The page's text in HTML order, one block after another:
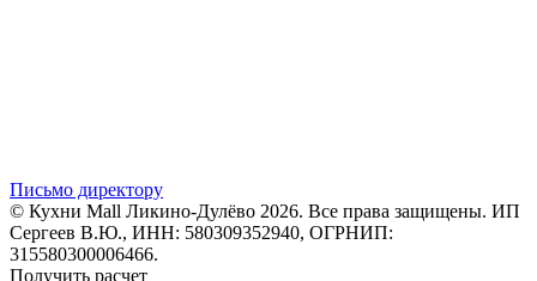
Письмо директору
© Кухни Mall Ликино-Дулёво 2026. Все права защищены. ИП
Сергеев В.Ю., ИНН: 580309352940, ОГРНИП:
315580300006466.
Получить расчет